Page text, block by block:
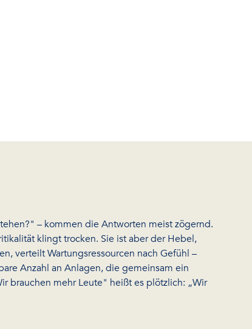
– kommen die Antworten meist zögernd.
klingt trocken. Sie ist aber der Hebel,
verteilt Wartungsressourcen nach Gefühl –
Anzahl an Anlagen, die gemeinsam ein
brauchen mehr Leute" heißt es plötzlich: „Wir